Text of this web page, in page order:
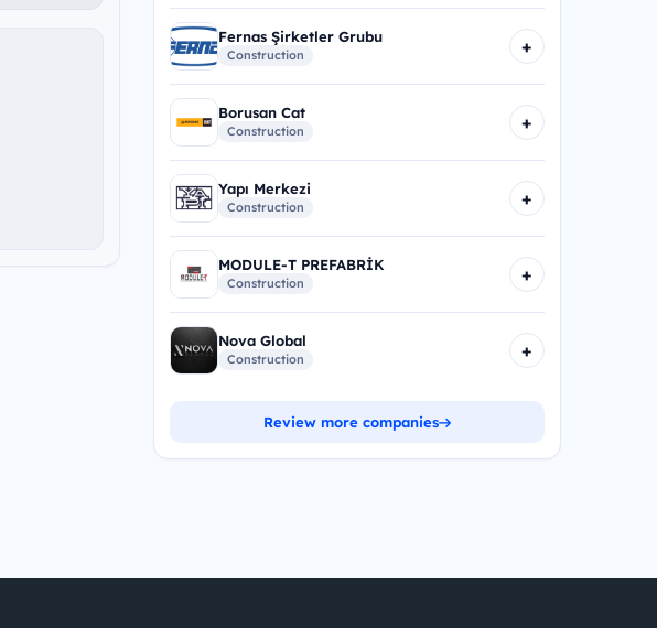
Fernas Şirketler Grubu
Construction +
Borusan Cat
Construction +
Yapı Merkezi
Construction +
MODULE-T PREFABRİK
Construction +
Nova Global
Construction +
Review more companies